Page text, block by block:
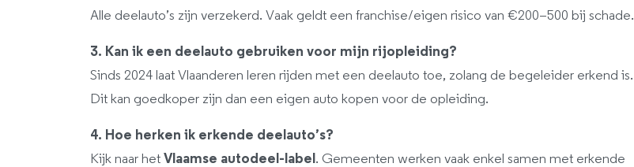
Alle deelauto’s zijn verzekerd. Vaak geldt een franchise/eigen risico van €200–500 bij schade.
3. Kan ik een deelauto gebruiken voor mijn rijopleiding?
Sinds 2024 laat Vlaanderen leren rijden met een deelauto toe, zolang de begeleider erkend is.
Dit kan goedkoper zijn dan een eigen auto kopen voor de opleiding.
4. Hoe herken ik erkende deelauto’s?
Kijk naar het Vlaamse autodeel-label . Gemeenten werken vaak enkel samen met erkende